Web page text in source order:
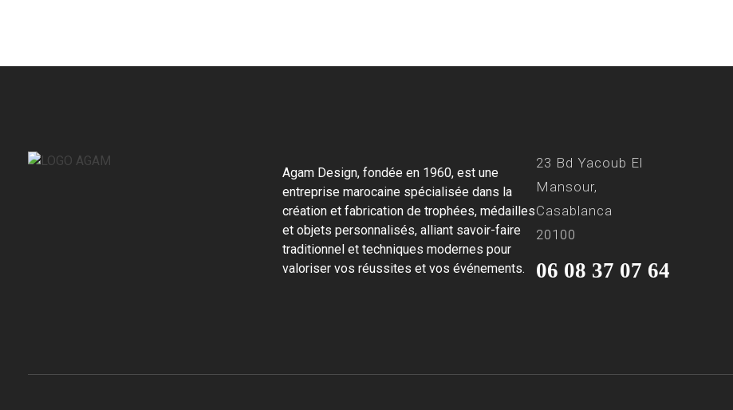
Agam Design, fondée en 1960, est une
entreprise marocaine spécialisée dans la
création et fabrication de trophées, médailles
et objets personnalisés, alliant savoir-faire
traditionnel et techniques modernes pour
valoriser vos réussites et vos événements.
23 Bd Yacoub El
Mansour,
Casablanca
20100
06 08 37 07 64